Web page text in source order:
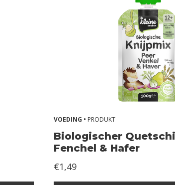
VOEDING • PRODUKT
Biologischer
Fenchel & Hafer
€1,49